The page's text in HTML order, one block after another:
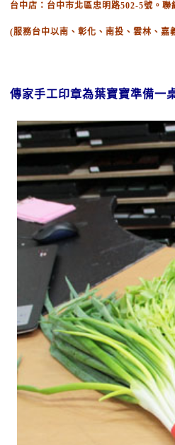
台中店：台中市北區忠明路502-5號。聯
(服務台中以南、彰化、南投、雲林、嘉
傳家手工印章為葉寶寶準備一